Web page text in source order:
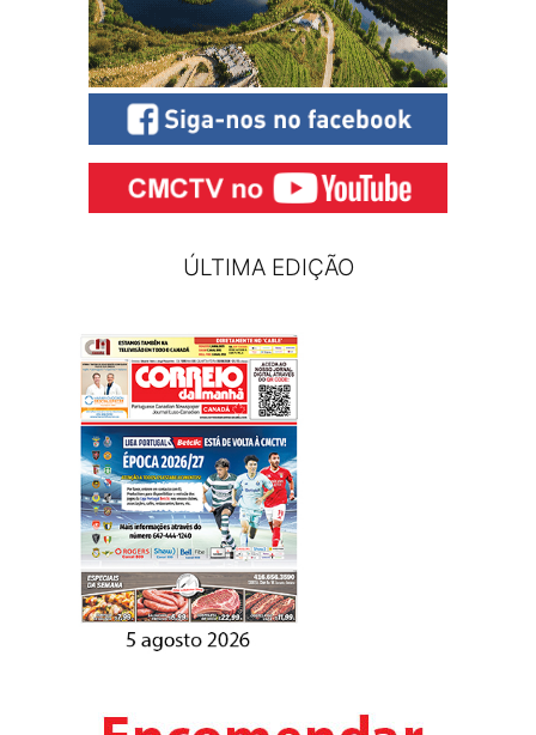
ÚLTIMA EDIÇÃO